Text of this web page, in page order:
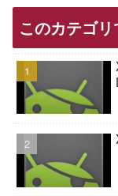
このカテゴ